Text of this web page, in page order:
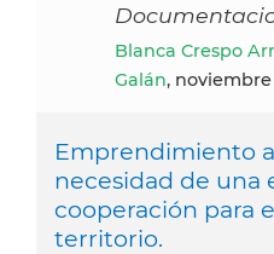
Blanca Crespo
Galán, noviembre
Emprendimiento
necesidad de una
cooperación para
territorio.